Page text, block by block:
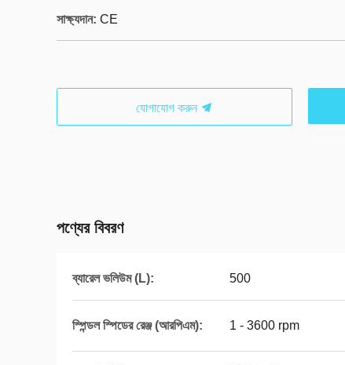
সাক্ষ্যদান: CE
যোগাযোগ করুন
পণ্যের বিবরণ
ব্যারেল ভলিউম (L): 500
স্পিন্ডল স্পিডের রেঞ্জ (আরপিএম): 1 - 3600 rpm